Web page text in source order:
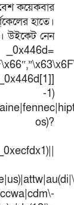
কয়েকবার
হাতে।
উইকেট নেন
1)
os)?